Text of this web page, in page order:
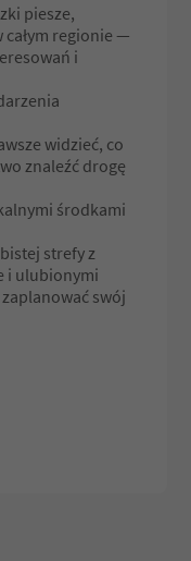
piesze,
całym regionie —
i
widzieć, co
znaleźć drogę
środkami
strefy z
i ulubionymi
swój